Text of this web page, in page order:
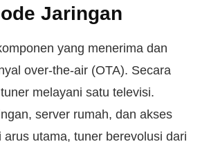
Jaringan
yang menerima dan
over-the-air (OTA). Secara
melayani satu televisi.
server rumah, dan akses
arus utama, tuner berevolusi dari